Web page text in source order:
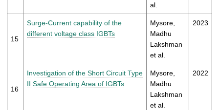
al.
15
Surge-Current capability of the
different voltage class IGBTs
Mysore,
Madhu
Lakshman
et al.
2023
16
Investigation of the Short Circuit Type
II Safe Operating Area of IGBTs
Mysore,
Madhu
Lakshman
et al.
2022